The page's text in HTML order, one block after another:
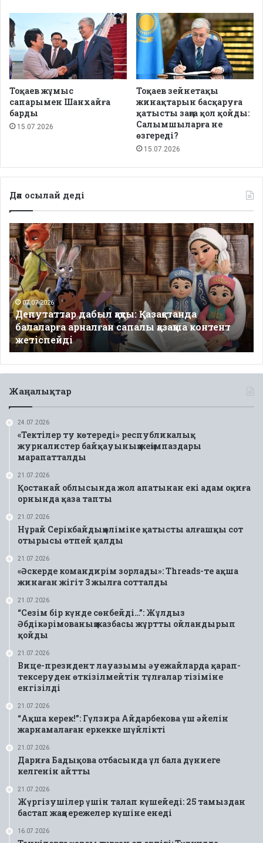
Тоқаев жұмыс
сапарымен Шанхайға
барды
15.07.2026
Тоқаев зейнетақы
жинақтарын басқаруға
қатысты заңға қол қойды:
Салымшыларға не
өзгереді?
15.07.2026
Дәл осылай деді
Депутаттар
дабыл
қақты:
Қазақстанда
балаларға
арналған
сапалы
қазақша
контент
жетіспейді
07.07.2026
Депутаттар дабыл қақты: Қазақстанда
балаларға арналған сапалы қазақша контент
жетіспейді
Жаңалықтар
24.07.2026
«Тектілер ту көтереді» республикалық
журналистер байқауының жеңімпаздары
марапатталды
21.07.2026
Қостанай облысында жол апатынан екі адам оқиға
орнында қаза тапты
21.07.2026
Нұрай Серікбайдың өліміне қатысты алғашқы сот
отырысы өтпей қалды
21.07.2026
«Әскерде командирім зорлады»: Threads-те ақша
жинаған жігіт 3 жылға сотталды
21.07.2026
“Сезім бір күнде сөнбейді…”: Жұлдыз
Әбдікәрімованың жазбасы жұртты ойландырып
қойды
21.07.2026
Вице-президент лауазымы әуежайларда қарап-
тексеруден өткізілмейтін тұлғалар тізіміне
енгізілді
21.07.2026
“Ақша керек!”: Гүлзира Айдарбекова үш әйелін
жарнамалаған еркекке шүйлікті
21.07.2026
Дариға Бадықова отбасында ұл бала дүниеге
келгенін айтты
21.07.2026
Жүргізушілер үшін талап күшейеді: 25 тамыздан
бастап жаңа ережелер күшіне енеді
16.07.2026